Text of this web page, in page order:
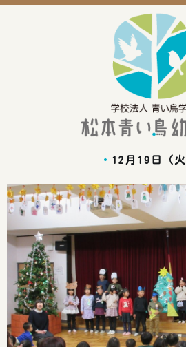
12月19日（火